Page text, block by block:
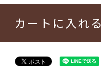
カートに入れる